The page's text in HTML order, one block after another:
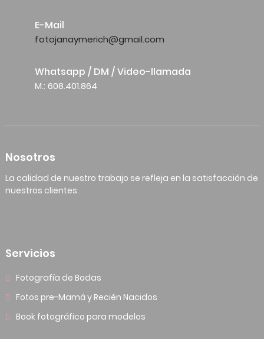
E-Mail
fotojanaymerich@gmail.com
Whatsapp / DM / Video-llamada
M.: 608.401.864
Nosotros
La calidad de nuestro trabajo se refleja en la satisfacción de
nuestros clientes.
Servicios
Fotografía de Bodas
Fotos pre-Mamá y Recién Nacidos
Book fotográfico para modelos